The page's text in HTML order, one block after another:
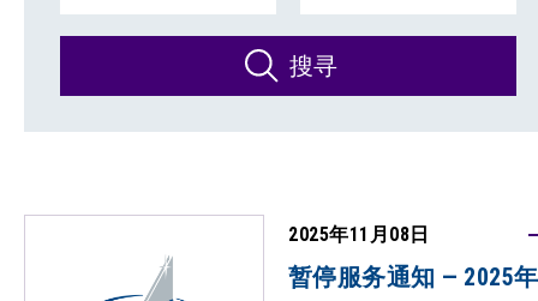
搜寻
2025年11月08日
暂停服务通知 — 2025年